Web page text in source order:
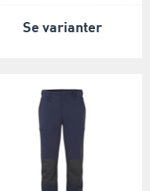
Se varianter